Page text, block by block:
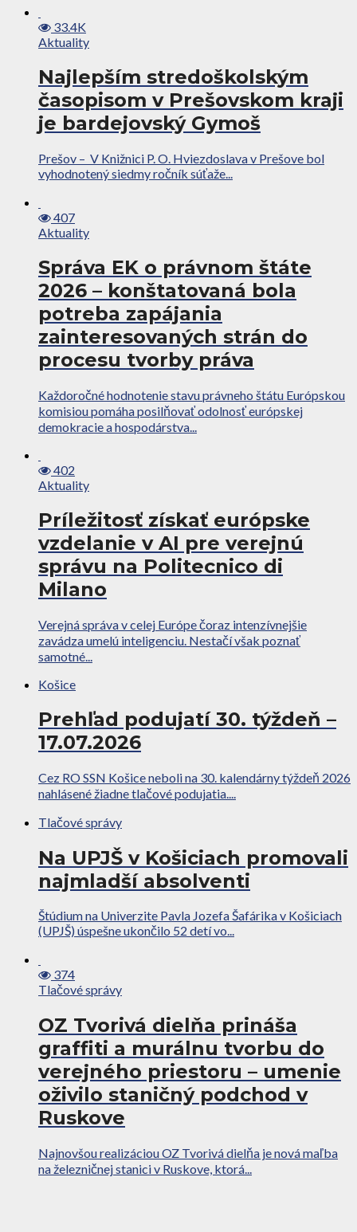
33.4K
Aktuality
Najlepším stredoškolským
časopisom v Prešovskom kraji
je bardejovský Gymoš
Prešov – V Knižnici P. O. Hviezdoslava v Prešove bol
vyhodnotený siedmy ročník súťaže...
407
Aktuality
Správa EK o právnom štáte
2026 – konštatovaná bola
potreba zapájania
zainteresovaných strán do
procesu tvorby práva
Každoročné hodnotenie stavu právneho štátu Európskou
komisiou pomáha posilňovať odolnosť európskej
demokracie a hospodárstva...
402
Aktuality
Príležitosť získať európske
vzdelanie v AI pre verejnú
správu na Politecnico di
Milano
Verejná správa v celej Európe čoraz intenzívnejšie
zavádza umelú inteligenciu. Nestačí však poznať
samotné...
Košice
Prehľad podujatí 30. týždeň –
17.07.2026
Cez RO SSN Košice neboli na 30. kalendárny týždeň 2026
nahlásené žiadne tlačové podujatia....
Tlačové správy
Na UPJŠ v Košiciach promovali
najmladší absolventi
Štúdium na Univerzite Pavla Jozefa Šafárika v Košiciach
(UPJŠ) úspešne ukončilo 52 detí vo...
374
Tlačové správy
OZ Tvorivá dielňa prináša
graffiti a murálnu tvorbu do
verejného priestoru – umenie
oživilo staničný podchod v
Ruskove
Najnovšou realizáciou OZ Tvorivá dielňa je nová maľba
na železničnej stanici v Ruskove, ktorá...